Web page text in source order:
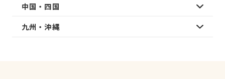
中国・四国
九州・沖縄